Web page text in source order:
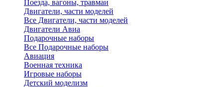
Поезда, вагоны, травмаи
Двигатели, части моделей
Все Двигатели, части моделей
Двигатели Авиа
Подарочные наборы
Все Подарочные наборы
Авиация
Военная техника
Игровые наборы
Детский моделизм